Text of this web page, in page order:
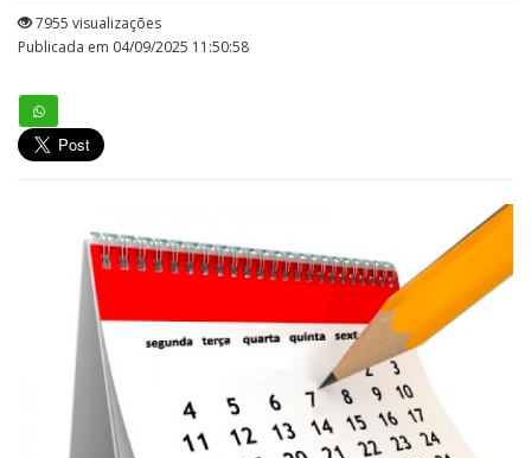
7955 visualizações
Publicada em 04/09/2025 11:50:58